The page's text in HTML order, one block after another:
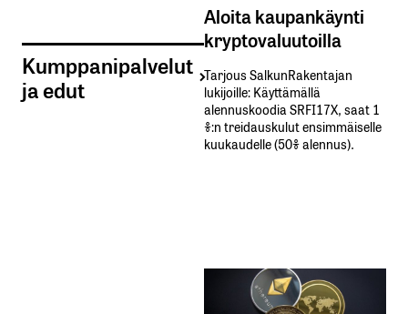
Kumppanipalvelut
ja edut
Aloita kaupankäynti
kryptovaluutoilla
Tarjous SalkunRakentajan
lukijoille: Käyttämällä​ ​
alennuskoodia​ ​SRFI17X,​ ​saat​ ​1
%:n treidauskulut​ ​ensimmäiselle​ ​
kuukaudelle​ ​(50%​ ​alennus).